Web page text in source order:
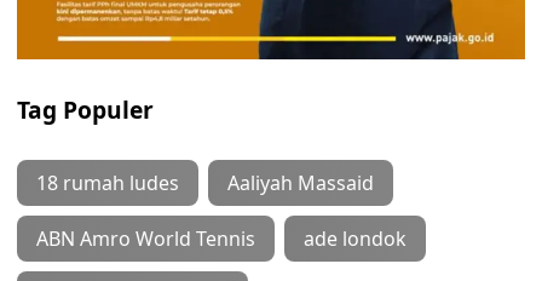
Tag Populer
18 rumah ludes Aaliyah Massaid
ABN Amro World Tennis ade londok